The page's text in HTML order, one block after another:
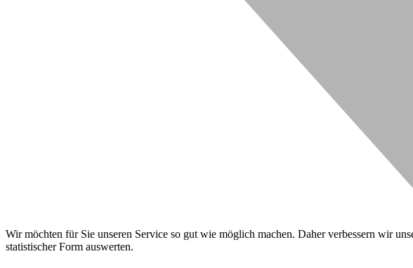
Wir möchten für Sie unseren Service so gut wie möglich machen. Daher verbessern wir
statistischer Form auswerten.